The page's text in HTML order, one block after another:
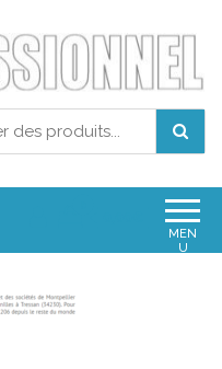
led professionnel
MEN
U